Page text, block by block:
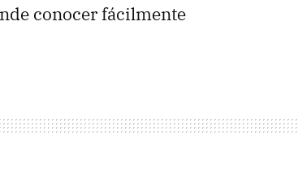
conocer fácilmente